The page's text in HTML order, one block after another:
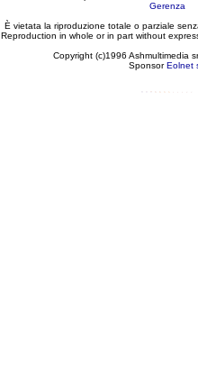
Gerenza
È vietata la riproduzione totale o parziale
Reproduction in whole or in part without
Copyright (c)1996 Ashmultimedia
SponsorEolnet